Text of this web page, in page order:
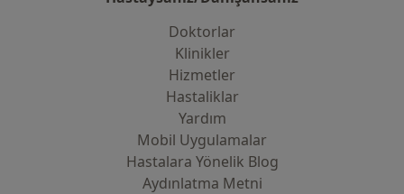
Doktorlar
Klinikler
Hizmetler
Hastaliklar
Yardım
Mobil Uygulamalar
Hastalara Yönelik Blog
Aydınlatma Metni